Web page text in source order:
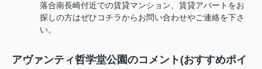
落合南長崎付近での賃貸マンション、賃貸アパートをお
探しの方はぜひコチラからお問い合わせやご連絡を下さ
い。
アヴァンティ哲学堂公園のコメント(おすすめポイ